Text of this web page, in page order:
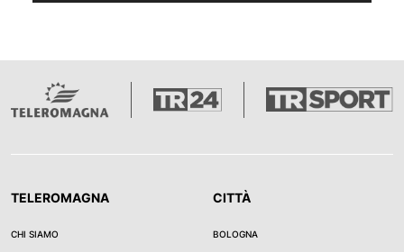
TELEROMAGNA
CHI SIAMO
CITTÀ
BOLOGNA